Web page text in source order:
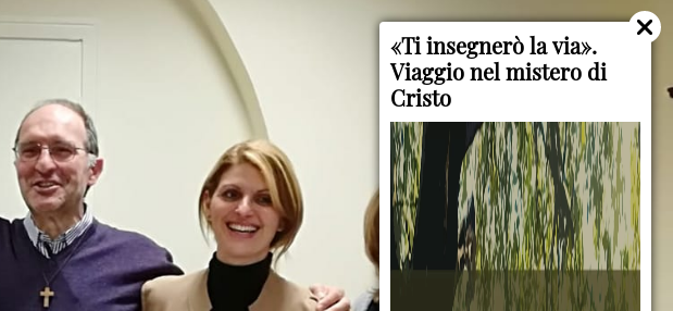
«Ti insegnerò la via».
Viaggio nel mistero di
Cristo